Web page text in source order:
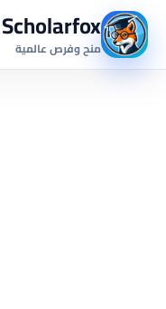
Scholarfox
منح وفرص عالمية